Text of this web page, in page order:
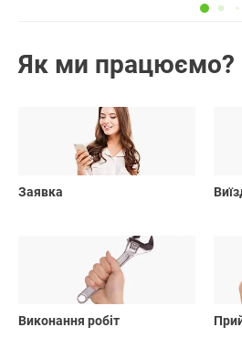
Як ми працюємо?
Заявка
Виконання робіт